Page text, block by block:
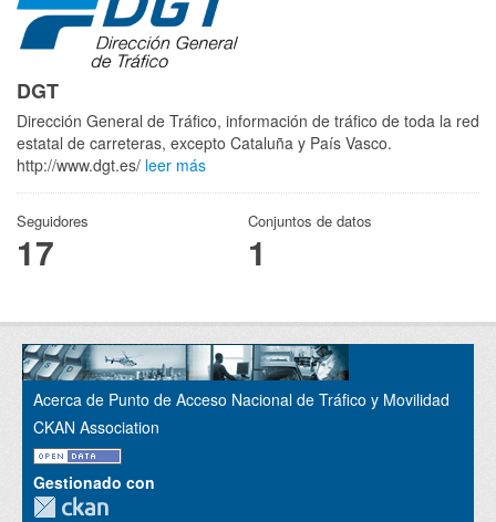
DGT
Dirección General de Tráfico, información de tráfico de toda la red
estatal de carreteras, excepto Cataluña y País Vasco.
http://www.dgt.es/ leer más
Seguidores
17
Conjuntos de datos
1
Acerca de Punto de Acceso Nacional de Tráfico y Movilidad
CKAN Association
Gestionado con